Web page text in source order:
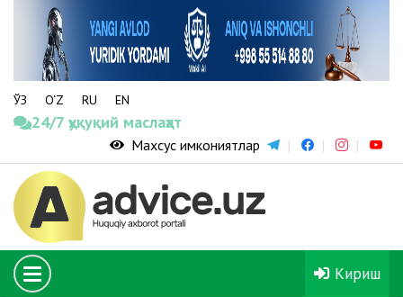
ЎЗ O‘Z RU EN
24/7 ҳуқуқий маслаҳат
Махсус имкониятлар
Кириш